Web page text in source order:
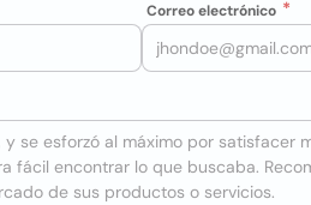
Correo electrónico